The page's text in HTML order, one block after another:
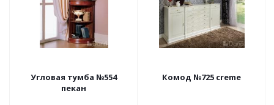
Угловая тумба №554
пекан
Комод №725 creme